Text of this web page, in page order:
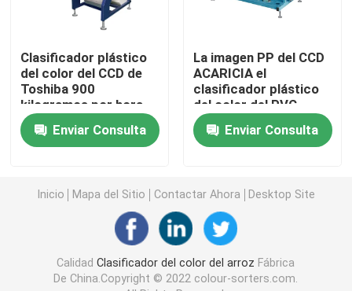
clasificador del color del sésamo
Clasificador Nuts del color
clasificador plástico del color
Clasificador del color de la correa
Clasificadora infrarroja
Clasificador plástico
del color del CCD de
Toshiba 900
kilogramos por hora
con el filtro de SMC
Enviar Consulta
La imagen PP del CCD
ACARICIA el
clasificador plástico
del color del PVC
Enviar Consulta
Inicio Mapa del Sitio Contactar Ahora Desktop Site
CalidadClasificador del color del arroz Fábrica
De China.Copyright © 2022 colour-sorters.com.